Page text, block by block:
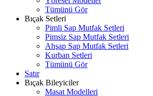
Tümünü Gör
Bıçak Setleri
Pimli Sap Mutfak Setleri
Pimsiz Sap Mutfak Setleri
Ahşap Sap Mutfak Setleri
Kurban Setleri
Tümünü Gör
Satır
Bıçak Bileyiciler
Masat Modelleri